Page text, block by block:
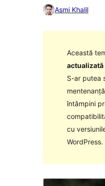
Asmi Khalil
Această
actualizată
S-ar putea
întâmpini
cu
WordPress.